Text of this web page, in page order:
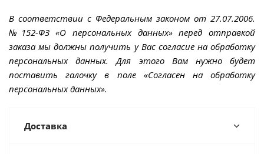
В соответствии с Федеральным законом от 27.07.2006.
№152-ФЗ «О персональных данных» перед отправкой
заказа мы должны получить у Вас согласие на обработку
персональных данных. Для этого Вам нужно будет
поставить галочку в поле «Согласен на обработку
персональных данных».
Доставка